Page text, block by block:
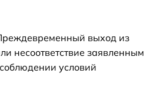
выход из
несоответствие заявленным
условий